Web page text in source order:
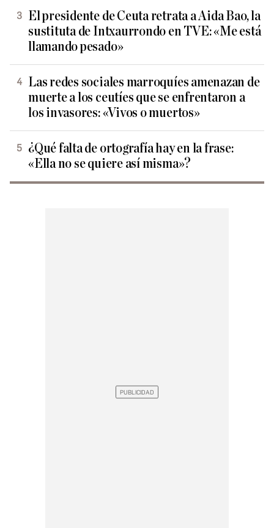
El presidente de Ceuta retrata a Aida Bao, la
sustituta de Intxaurrondo en TVE: «Me está
llamando pesado»
Las redes sociales marroquíes amenazan de
muerte a los ceutíes que se enfrentaron a
los invasores: «Vivos o muertos»
¿Qué falta de ortografía hay en la frase:
«Ella no se quiere así misma»?